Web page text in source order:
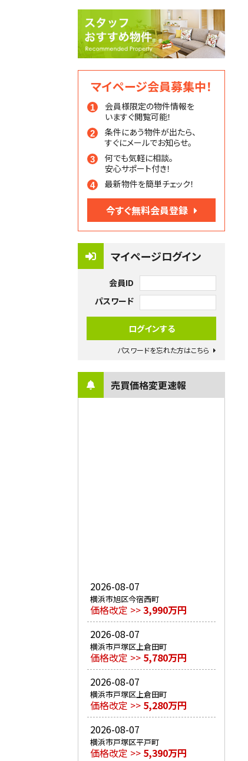
マイページ会員募集中！
会員様限定の物件情報を
いますぐ閲覧可能！
条件にあう物件が出たら、
すぐにメールでお知らせ。
何でも気軽に相談。
安心サポート付き！
最新物件を簡単チェック！
今すぐ無料会員登録
マイページログイン
会員ID
パスワード
パスワードを忘れた方はこちら
売買価格変更速報
2026-08-07
横浜市旭区今宿西町
価格改定 >>3,990万円
2026-08-07
横浜市戸塚区上倉田町
価格改定 >> 5,780万円
2026-08-07
横浜市戸塚区上倉田町
価格改定 >> 5,280万円
2026-08-07
横浜市戸塚区平戸町
価格改定 >> 5,390万円